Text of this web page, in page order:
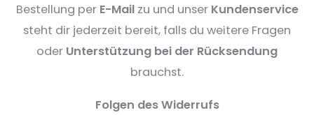
Bestellung per E-Mailzu und unser Kundenservice
steht dir jederzeit bereit, falls du weitere Fragen
oder Unterstützung bei der Rücksendung
brauchst.
Folgen des Widerrufs